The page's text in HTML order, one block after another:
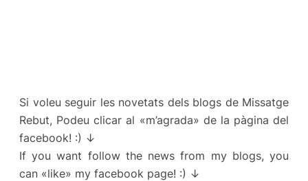
Si voleu seguir les novetats dels blogs de Missatge
Rebut, Podeu clicar al «m’agrada» de la pàgina del
facebook! :) ↓
If you want follow the news from my blogs, you
can «like» my facebook page! :) ↓